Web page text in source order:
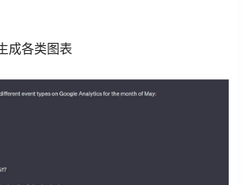
成各类图表